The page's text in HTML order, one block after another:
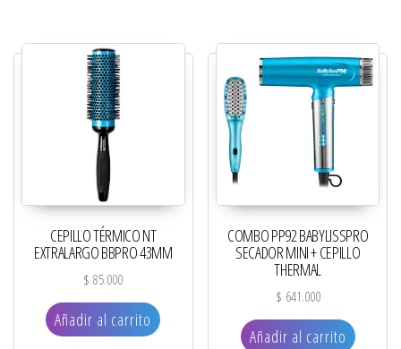
CEPILLO TÉRMICO NT
EXTRALARGO BBPRO 43MM
$ 85.000
Añadir al carrito
COMBO PP92 BABYLISSPRO
SECADOR MINI + CEPILLO
THERMAL
$ 641.000
Añadir al carrito